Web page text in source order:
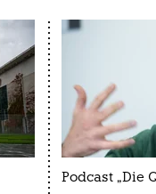
Podcast „Die